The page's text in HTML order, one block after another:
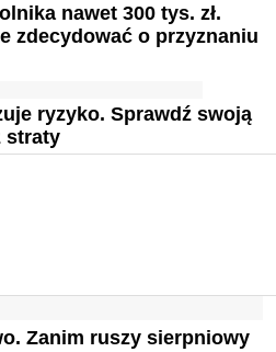
nawet 300 tys. zł.
zdecydować o przyznaniu
ryzyko. Sprawdź swoją
straty
Zanim ruszy sierpniowy